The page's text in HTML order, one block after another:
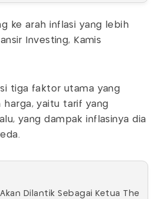
ke arah inflasi yang lebih
Investing, Kamis
tiga faktor utama yang
harga, yaitu tarif yang
yang dampak inflasinya dia
Dilantik Sebagai Ketua The